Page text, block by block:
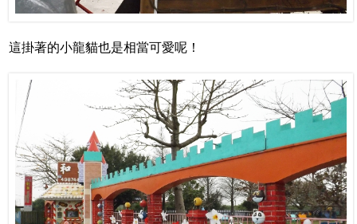
這掛著的小龍貓也是相當可愛呢！